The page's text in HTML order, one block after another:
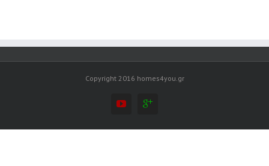
Copyright 2016 homes4you.gr